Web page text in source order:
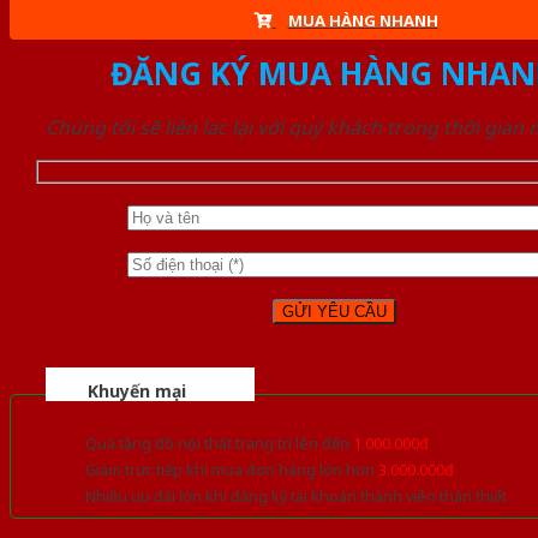
MUA HÀNG NHANH
ĐĂNG KÝ MUA HÀNG
Chúng tôi sẽ liên lạc lại với quý khách trong thời gian
Khuyến mại
Quà tặng đồ nội thất trang trí lên đến 1.000.000đ
Giảm trực tiếp khi mua đơn hàng lớn hơn 3.000.000đ
Nhiều ưu đãi lớn khi đăng ký tài khoản thành viên thân thiết